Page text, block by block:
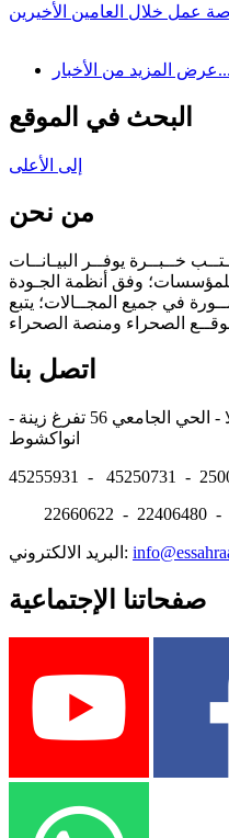
عرض المزيد من الأخبار...
البحث في الموقع
إلى الأعلى
من نحن
خــبــرة يوفــر البيـانــات
للمؤسسات؛ وفق أنظمة الجـودة
في جميع المجــالات؛ يتبع
اتصل بنا
المقر: شارع نيلسون مانيدلا - الحي الجامعي 56 تفرغ زينة -
22660622 - 22406480 -
البريد الالكتروني:
صفحاتنا الإجتماعية